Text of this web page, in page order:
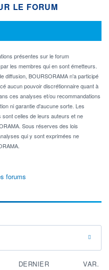
LE FORUM
présentes sur le forum
les membres qui en sont émetteurs.
diffusion, BOURSORAMA n'a participé
aucun pouvoir discrétionnaire quant à
ces analyses et/ou recommandations
ni garantie d'aucune sorte. Les
celles de leurs auteurs et ne
Sous réserves des lois
qui y sont exprimées ne
forums
DERNIER VAR.